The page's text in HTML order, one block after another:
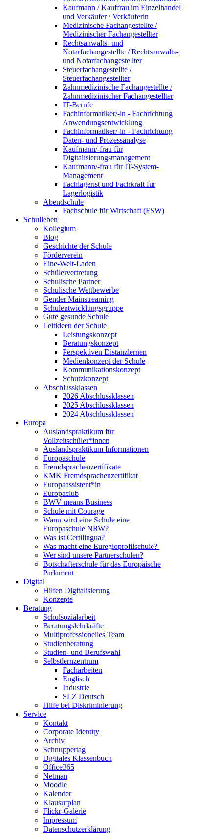
Kaufmann / Kauffrau im Einzelhandel
und Verkäufer / Verkäuferin
Medizinische Fachangestellte /
Medizinischer Fachangestellter
Rechtsanwalts- und
Notarfachangestellte / Rechtsanwalts-
und Notarfachangestellter
Steuerfachangestellte /
Steuerfachangestellter
Zahnmedizinische Fachangestellte /
Zahnmedizinischer Fachangestellter
IT-Berufe
Fachinformatiker/-in - Fachrichtung
Anwendungsentwicklung
Fachinformatiker/-in - Fachrichtung
Daten- und Prozessanalyse
Kaufmann/-frau für
Digitalisierungsmanagement
Kaufmann/-frau für IT-System-
Management
Fachlagerist und Fachkraft für
Lagerlogistik
Abendschule
Fachschule für Wirtschaft (FSW)
Schulleben
Kollegium
Blog
Geschichte der Schule
Förderverein
Eine-Welt-Laden
Schülervertretung
Schulische Partner
Schulische Wettbewerbe
Gender Mainstreaming
Schulentwicklungsgruppe
Gute gesunde Schule
Leitideen der Schule
Leistungskonzept
Beratungskonzept
Perspektiven Distanzlernen
Medienkonzept der Schule
Kommunikationskonzept
Schutzkonzept
Abschlussklassen
2026 Abschlussklassen
2025 Abschlussklassen
2024 Abschlussklassen
Europa
Auslandspraktikum für
Vollzeitschüler*innen
Auslandspraktikum Informationen
Europaschule
Fremdsprachenzertifikate
KMK Fremdsprachenzertifikat
Europaassistent*in
Europaclub
BWV means Business
Schule mit Courage
Wann wird eine Schule eine
Europaschule NRW?
Was ist Certilingua?
Was macht eine Euregioprofilschule?
Wer sind unsere Partnerschulen?
Botschafterschule für das Europäische
Parlament
Digital
Hilfen Digitalisierung
Konzepte
Beratung
Schulsozialarbeit
Beratungslehrkräfte
Multiprofessionelles Team
Studienberatung
Studien- und Berufswahl
Selbstlernzentrum
Facharbeiten
Englisch
Industrie
SLZ Deutsch
Hilfe bei Diskriminierung
Service
Kontakt
Corporate Identity
Archiv
Schnuppertag
Digitales Klassenbuch
Office365
Netman
Moodle
Kalender
Klausurplan
Flickr-Galerie
Impressum
Datenschutzerklärung